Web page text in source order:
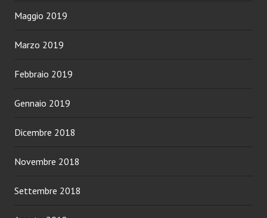
Maggio 2019
Marzo 2019
Febbraio 2019
Gennaio 2019
Dicembre 2018
Novembre 2018
Settembre 2018